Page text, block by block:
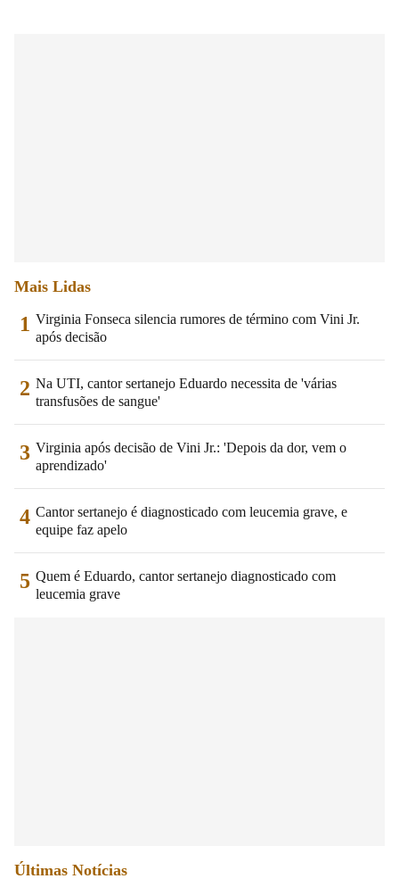
Mais Lidas
1 Virginia Fonseca silencia rumores de término com Vini Jr.
após decisão
2 Na UTI, cantor sertanejo Eduardo necessita de 'várias
transfusões de sangue'
3 Virginia após decisão de Vini Jr.: 'Depois da dor, vem o
aprendizado'
4 Cantor sertanejo é diagnosticado com leucemia grave, e
equipe faz apelo
5 Quem é Eduardo, cantor sertanejo diagnosticado com
leucemia grave
Últimas Notícias